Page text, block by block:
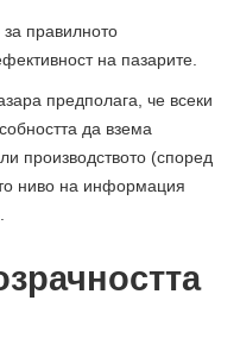
правилното
на пазарите.
предполага, че всеки
да взема
производството (според
ниво на информация